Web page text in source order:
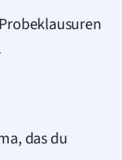
das du